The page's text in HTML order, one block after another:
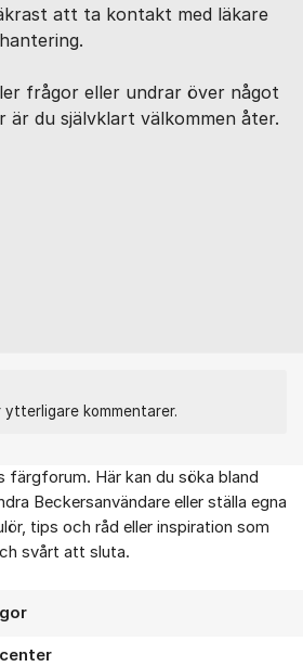
att ta kontakt med läkare
frågor eller undrar över något
är du självklart välkommen åter.
kommentarer.
färgforum. Här kan du söka bland
Beckersanvändare eller ställa egna
tips och råd eller inspiration som
svårt att sluta.